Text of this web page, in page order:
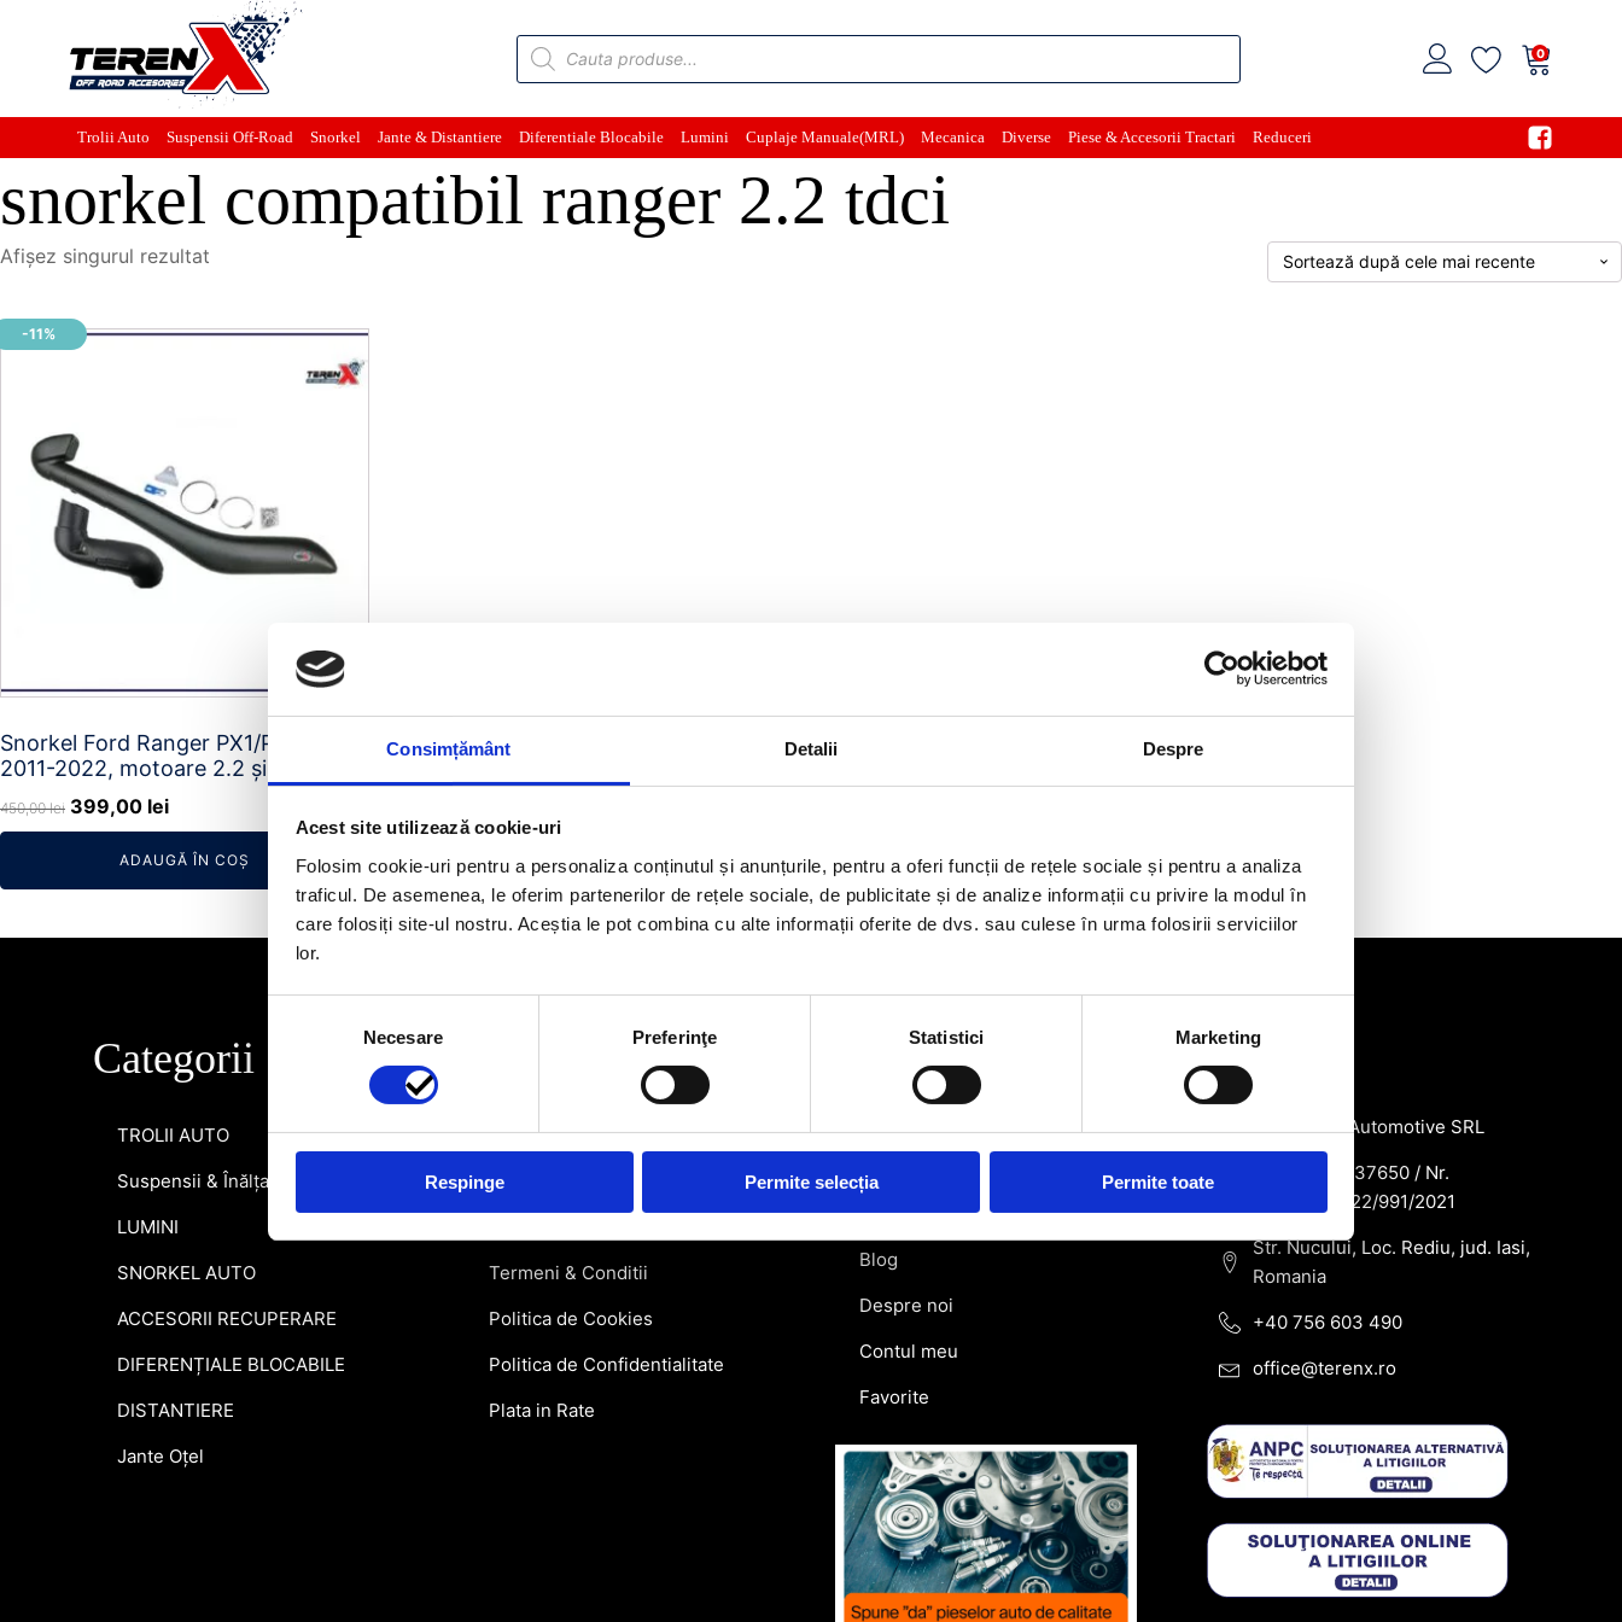
Consimțământ Detalii Despre
Acest site utilizează cookie-uri
Folosim cookie-uri pentru a personaliza conținutul și anunțurile, pentru a oferi funcții de rețele sociale și pentru a analiza
traficul. De asemenea, le oferim partenerilor de rețele sociale, de publicitate și de analize informații cu privire la modul în
care folosiți site-ul nostru. Aceștia le pot combina cu alte informații oferite de dvs. sau culese în urma folosirii serviciilor
lor.
consimțământului
Necesare Preferinţe Statistici Marketing
Respinge Permite selecția Permite toate
Products
search
0
Trolii Auto Suspensii Off-Road Snorkel Jante & Distantiere Diferentiale Blocabile Lumini Cuplaje Manuale(MRL) Mecanica Diverse Piese & Accesorii Tractari Reduceri
snorkel compatibil ranger 2.2 tdci
Afișez singurul rezultat
-11%
Snorkel Ford Ranger PX1/PX2/PX3
2011-2022, motoare 2.2 și 3.2l
450,00lei Prețul
inițial
fost:
399,00 leiPrețul
curent
este:
399,00 lei.
ADAUGĂ ÎN COȘ
Categorii
TROLII AUTO
Suspensii & Înălțare
LUMINI
SNORKEL AUTO
ACCESORII RECUPERARE
DIFERENȚIALE BLOCABILE
DISTANTIERE
Jante Oțel
Informatii utile
Informatii Livrare
Garantie si Retur
Termeni & Conditii
Politica de Cookies
Politica de Confidentialitate
Plata in Rate
Link-uri rapide
Retragere din contract
Contact
Blog
Despre noi
Contul meu
Favorite
Contact
SC Terenx Automotive SRL
CUI: RO43937650 / Nr.
Reg.Com: J22/991/2021
Str. Nucului, Loc. Rediu, jud. Iasi,
Romania
+40 756 603 490
office@terenx.ro